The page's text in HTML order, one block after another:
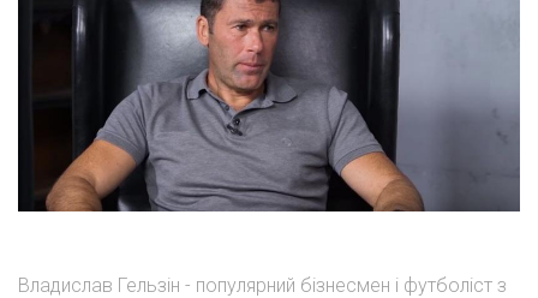
Владислав Гельзін - популярний бізнесмен і футболіст з